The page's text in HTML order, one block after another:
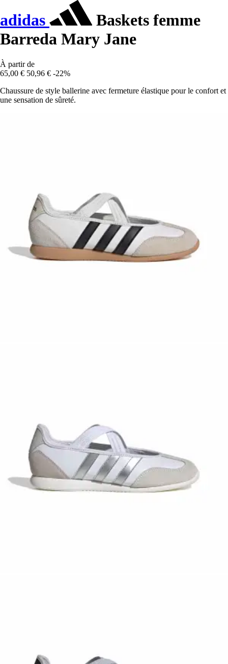
adidas
Baskets femme
Barreda Mary Jane
À partir de
65,00 € 50,96 € -22%
Chaussure de style ballerine avec fermeture élastique pour le confort et
une sensation de sûreté.